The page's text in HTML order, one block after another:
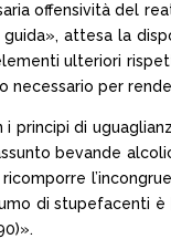
offensività del
attesa la
ulteriori
per
i principi di
bevande
di stupefacenti